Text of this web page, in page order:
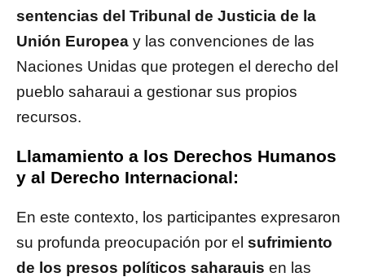
sentencias del Tribunal de Justicia de la
Unión Europea y las convenciones de las
Naciones Unidas que protegen el derecho del
pueblo saharaui a gestionar sus propios
recursos.
Llamamiento a los Derechos Humanos
y al Derecho Internacional:
En este contexto, los participantes expresaron
su profunda preocupación por el sufrimiento
de los presos políticos saharauis en las